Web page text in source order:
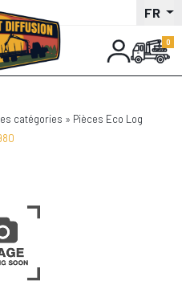
FR
catégories
Pièces Eco Log